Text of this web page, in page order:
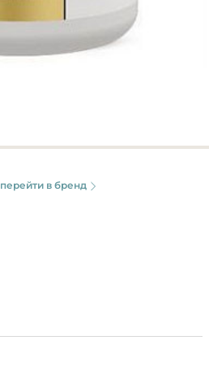
перейти в бренд